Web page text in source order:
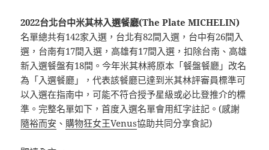
2022台北台中米其林入選餐廳(The Plate MICHELIN)
名單總共有142家入選，台北有82間入選，台中有26間入
選，台南有17間入選，高雄有17間入選，扣除台南、高雄
新入選餐盤有18間。今年米其林將原本「餐盤餐廳」改名
為「入選餐廳」，代表該餐廳已達到米其林評審員標準可
以入選在指南中，可能不符合授予星級或必比登推介的標
準。完整名單如下，首度入選名單會用紅字註記。(感謝
隨裕而安 、 購物狂女王Venus協助共同分享食記)